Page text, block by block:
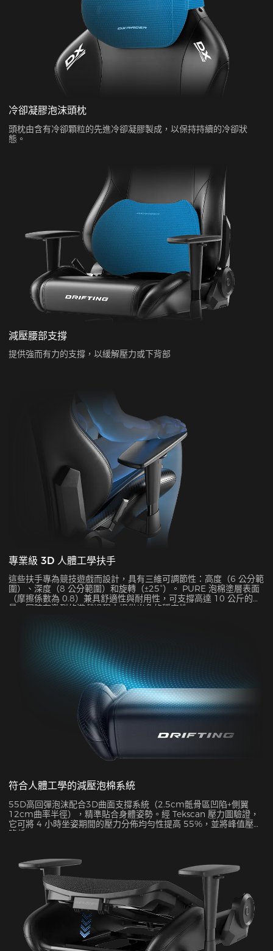
冷卻凝膠泡沫頭枕
頭枕由含有冷卻顆粒的先進冷卻凝膠製成，以保持持續的冷卻狀
態。
減壓腰部支撐
提供強而有力的支撐，以緩解壓力或下背部
專業級 3D 人體工學扶手
這些扶手專為競技遊戲而設計，具有三維可調節性：高度（6 公分範
圍）、深度（8 公分範圍）和旋轉（±25°）。 PURE 泡棉塗層表面
（摩擦係數為 0.8）兼具舒適性與耐用性，可支撐高達 10 公斤的重
量，同時在激烈的遊戲過程中提供出色的穩定性。
符合人體工學的減壓泡棉系統
55D高回彈泡沫配合3D曲面支撐系統（2.5cm骶骨區凹陷+側翼
12cm曲率半徑），精準貼合身體姿勢。經 Tekscan 壓力圖驗證，
它可將 4 小時坐姿期間的壓力分佈均勻性提高 55%，並將峰值壓力
降低 38%。